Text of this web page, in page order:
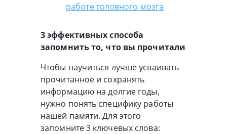
работе головного мозга
3 эффективных способа
запомнить то, что вы прочитали
Чтобы научиться лучше усваивать
прочитанное и сохранять
информацию на долгие годы,
нужно понять специфику работы
нашей памяти. Для этого
запомните 3 ключевых слова: